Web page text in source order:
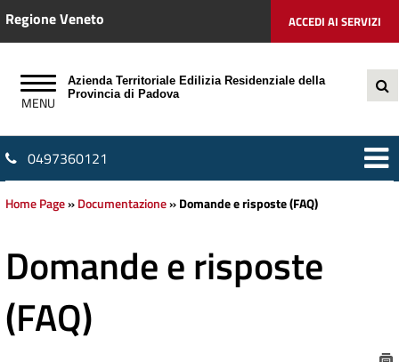
Regione Veneto ACCEDI AI SERVIZI
Azienda Territoriale Edilizia Residenziale della
Provincia di Padova
0497360121
Home Page»Documentazione»Domande e risposte (FAQ)
Domande e risposte
(FAQ)